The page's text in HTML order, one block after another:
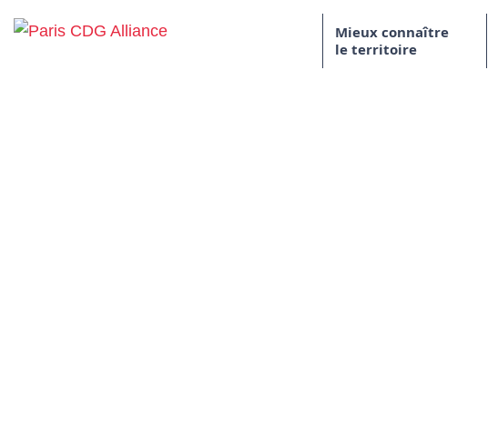
Mieux connaître
le territoire